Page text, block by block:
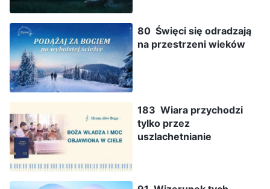
80 Święci się odradzają
na przestrzeni wieków
183 Wiara przychodzi
tylko przez
uszlachetnianie